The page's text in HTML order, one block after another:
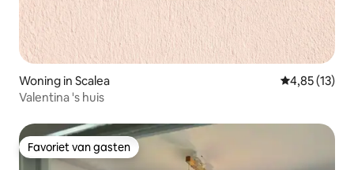
Woning in Scalea Gemiddelde
4,85 (13)
Valentina 's huis
Favoriet van gasten
Favoriet van gasten